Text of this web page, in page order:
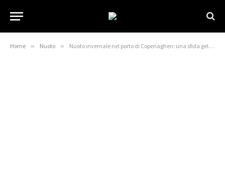
Home » Nuoto » Nuoto invernale nel porto di Copenaghen: una sfida gelida! | Notizie DRM